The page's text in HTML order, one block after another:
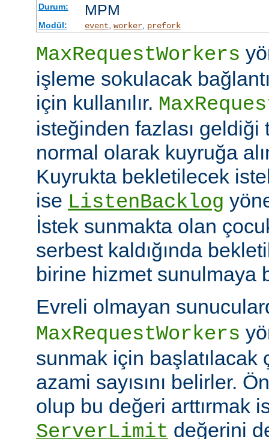
Durum: MPM
Modül: event worker, prefork
MaxRequestWorkers
işleme sokulacak bağlantı
için kullanılır.
isteğinden fazlası
normal olarak kuyruğa
Kuyrukta bekletilecek
ise ListenBacklog
İstek sunmakta olan
serbest kaldığında
birine hizmet sunulmaya
Evreli olmayan
MaxRequestWorkers
sunmak için başlatılacak
azami sayısını belirler.
olup bu değeri arttırmak
ServerLimit değerini